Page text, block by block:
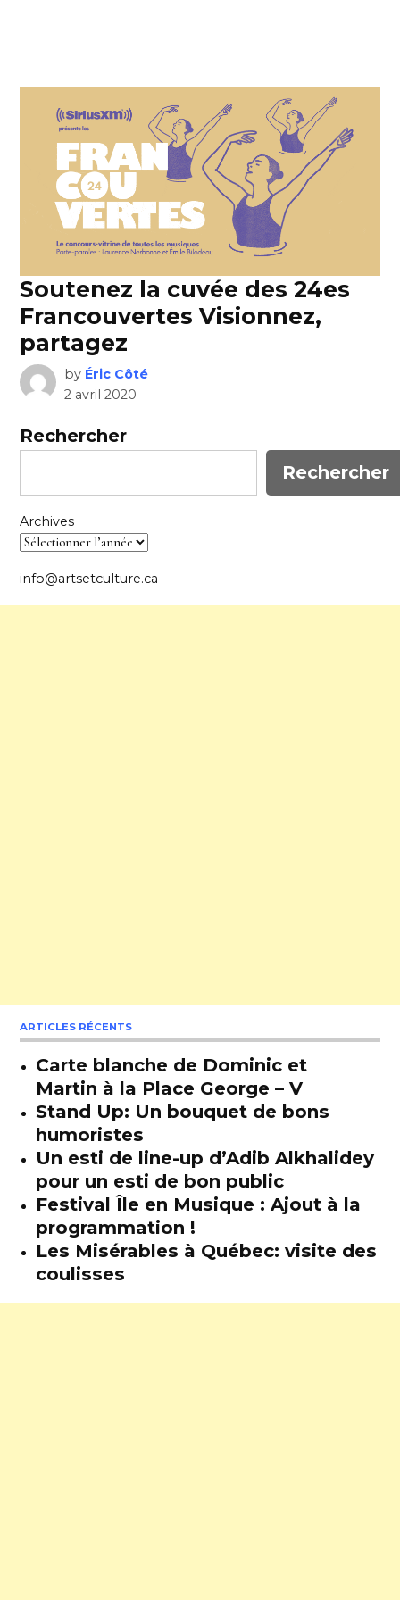
Soutenez la cuvée des 24es
Francouvertes Visionnez,
partagez
by Éric Côté
2 avril 2020
Rechercher
Rechercher
Archives
info@artsetculture.ca
ARTICLES RÉCENTS
Carte blanche de Dominic et
Martin à la Place George – V
Stand Up: Un bouquet de bons
humoristes
Un esti de line-up d’Adib Alkhalidey
pour un esti de bon public
Festival Île en Musique : Ajout à la
programmation !
Les Misérables à Québec: visite des
coulisses